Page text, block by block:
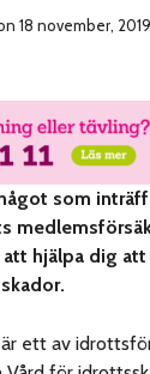
18 november, 2019
som
att hjälpa dig
ett av